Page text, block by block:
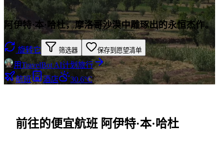
阿伊特·本·哈杜，摩洛哥沙漠中雕琢出的永恒杰作。
旋转它 筛选器 保存到愿望清单
用TravelBot AI计划旅行
航班
酒店 30.6°C
前往的便宜航班 阿伊特·本·哈杜